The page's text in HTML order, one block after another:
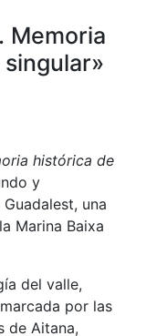
Memoria
histórica de
y
una
Marina Baixa
del valle,
por las
de Aitana,